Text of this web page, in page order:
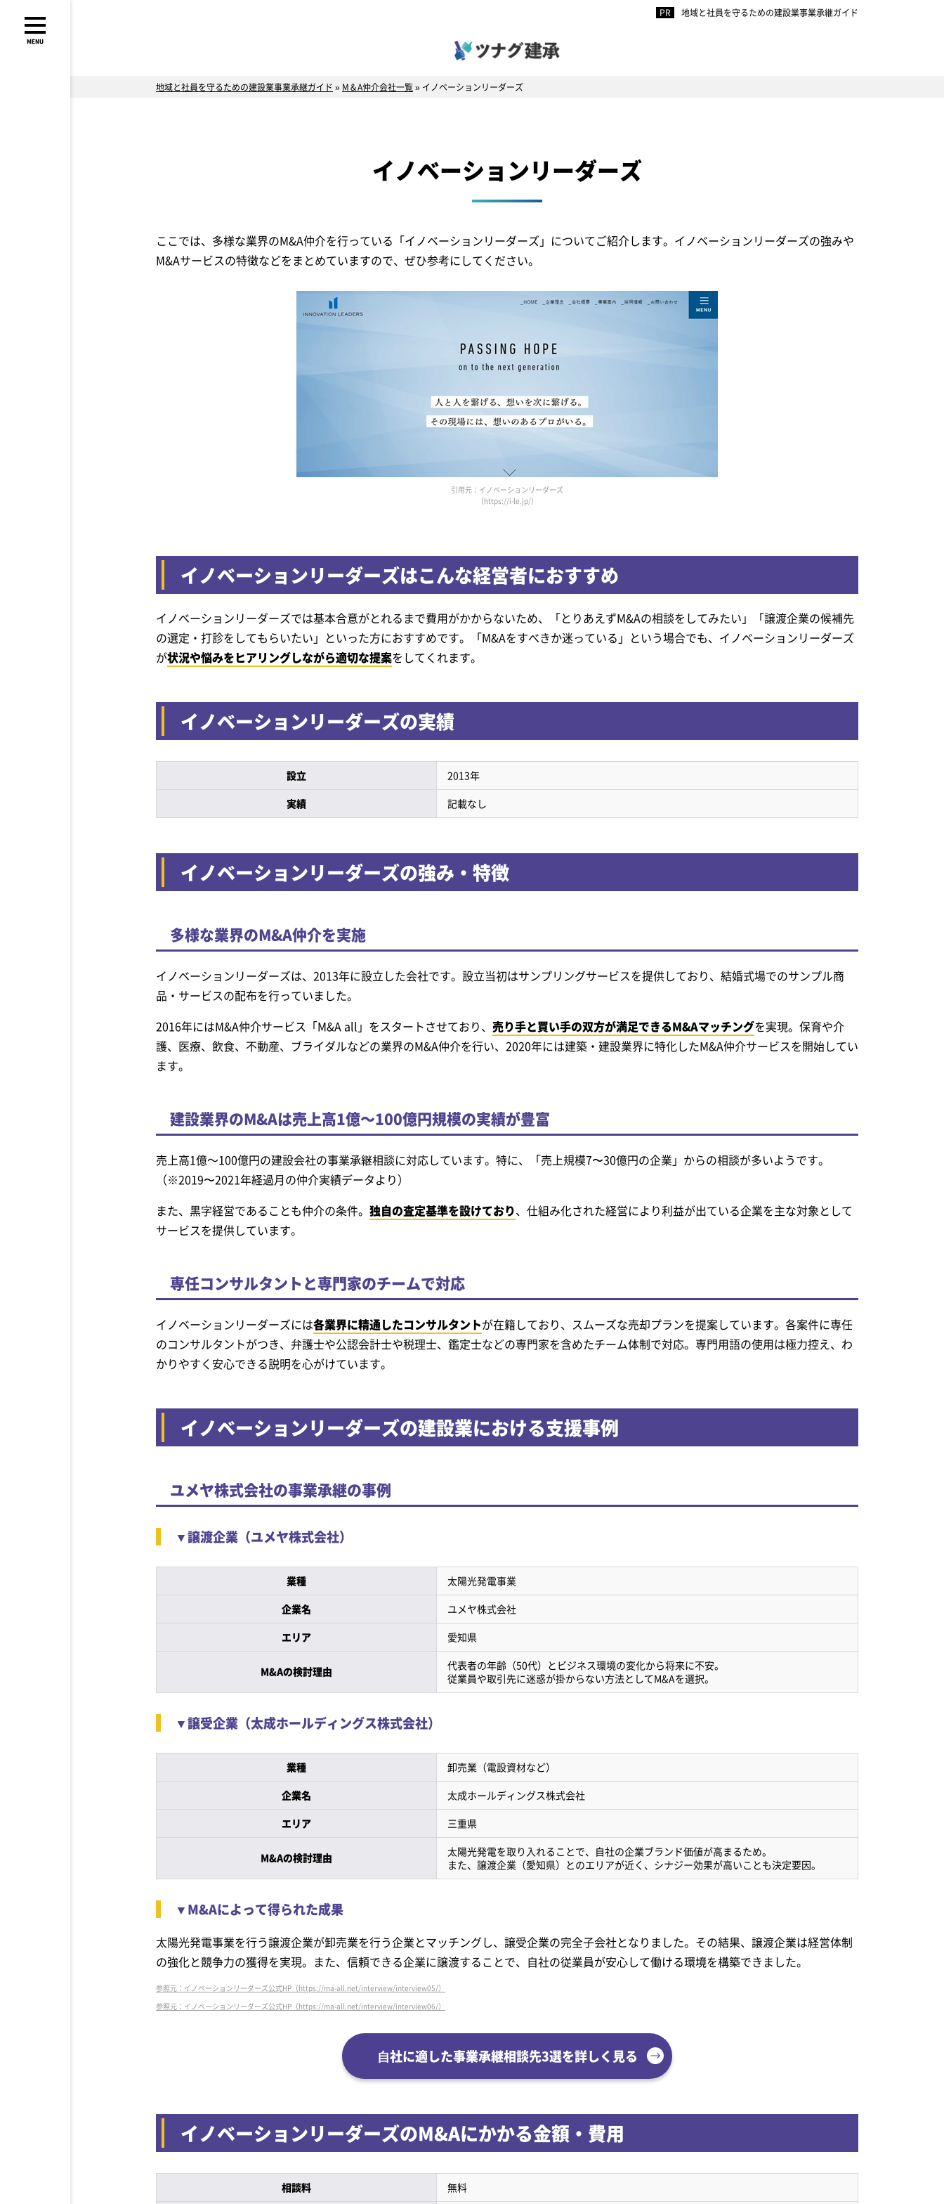
地域と社員を守るための建設業事業承継ガイド
MENU
地域と社員を守るための建設業事業承継ガイド » M＆A仲介会社一覧» イノベーションリーダーズ
イノベーションリーダーズ
ここでは、多様な業界のM&A仲介を行っている「イノベーションリーダーズ」についてご紹介します。イノベーションリーダーズの強みや
M&Aサービスの特徴などをまとめていますので、ぜひ参考にしてください。
引用元：イノベーションリーダーズ
（https://i-le.jp/）
イノベーションリーダーズはこんな経営者におすすめ
イノベーションリーダーズでは基本合意がとれるまで費用がかからないため、「とりあえずM&Aの相談をしてみたい」「譲渡企業の候補先
の選定・打診をしてもらいたい」といった方におすすめです。「M&Aをすべきか迷っている」という場合でも、イノベーションリーダーズ
が状況や悩みをヒアリングしながら適切な提案をしてくれます。
イノベーションリーダーズの実績
設立
2013年
実績
記載なし
イノベーションリーダーズの強み・特徴
多様な業界のM&A仲介を実施
イノベーションリーダーズは、2013年に設立した会社です。設立当初はサンプリングサービスを提供しており、結婚式場でのサンプル商
品・サービスの配布を行っていました。
2016年にはM&A仲介サービス「M&A all」をスタートさせており、 売り手と買い手の双方が満足できるM&Aマッチングを実現。保育や介
護、医療、飲食、不動産、ブライダルなどの業界のM&A仲介を行い、2020年には建築・建設業界に特化したM&A仲介サービスを開始してい
ます。
建設業界のM&Aは売上高1億～100億円規模の実績が豊富
売上高1億～100億円の建設会社の事業承継相談に対応しています。特に、「売上規模7〜30億円の企業」からの相談が多いようです。
（※2019〜2021年経過月の仲介実績データより）
また、黒字経営であることも仲介の条件。 独自の査定基準を設けており、仕組み化された経営により利益が出ている企業を主な対象として
サービスを提供しています。
専任コンサルタントと専門家のチームで対応
イノベーションリーダーズには各業界に精通したコンサルタントが在籍しており、スムーズな売却プランを提案しています。各案件に専任
のコンサルタントがつき、弁護士や公認会計士や税理士、鑑定士などの専門家を含めたチーム体制で対応。専門用語の使用は極力控え、わ
かりやすく安心できる説明を心がけています。
イノベーションリーダーズの建設業における支援事例
ユメヤ株式会社の事業承継の事例
▼譲渡企業（ユメヤ株式会社）
業種
太陽光発電事業
企業名
ユメヤ株式会社
エリア
愛知県
M&Aの検討理由
代表者の年齢（50代）とビジネス環境の変化から将来に不安。
従業員や取引先に迷惑が掛からない方法としてM&Aを選択。
▼譲受企業（太成ホールディングス株式会社）
業種
卸売業（電設資材など）
企業名
太成ホールディングス株式会社
エリア
三重県
M&Aの検討理由
太陽光発電を取り入れることで、自社の企業ブランド価値が高まるため。
また、譲渡企業（愛知県）とのエリアが近く、シナジー効果が高いことも決定要因。
▼M&Aによって得られた成果
太陽光発電事業を行う譲渡企業が卸売業を行う企業とマッチングし、譲受企業の完全子会社となりました。その結果、譲渡企業は経営体制
の強化と競争力の獲得を実現。また、信頼できる企業に譲渡することで、自社の従業員が安心して働ける環境を構築できました。
参照元：イノベーションリーダーズ公式HP（https://ma-all.net/interview/interview05/）
参照元：イノベーションリーダーズ公式HP（https://ma-all.net/interview/interview06/）
⾃社に適した事業承継相談先3選を詳しく見る
イノベーションリーダーズのM&Aにかかる金額・費用
相談料 無料